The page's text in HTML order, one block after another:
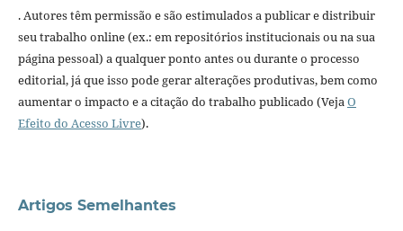
. Autores têm permissão e são estimulados a publicar e distribuir
seu trabalho online (ex.: em repositórios institucionais ou na sua
página pessoal) a qualquer ponto antes ou durante o processo
editorial, já que isso pode gerar alterações produtivas, bem como
aumentar o impacto e a citação do trabalho publicado (VejaO
Efeito do Acesso Livre).
Artigos Semelhantes